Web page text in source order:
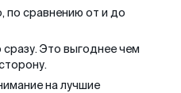
по сравнению от и до
Это выгоднее чем
на лучшие